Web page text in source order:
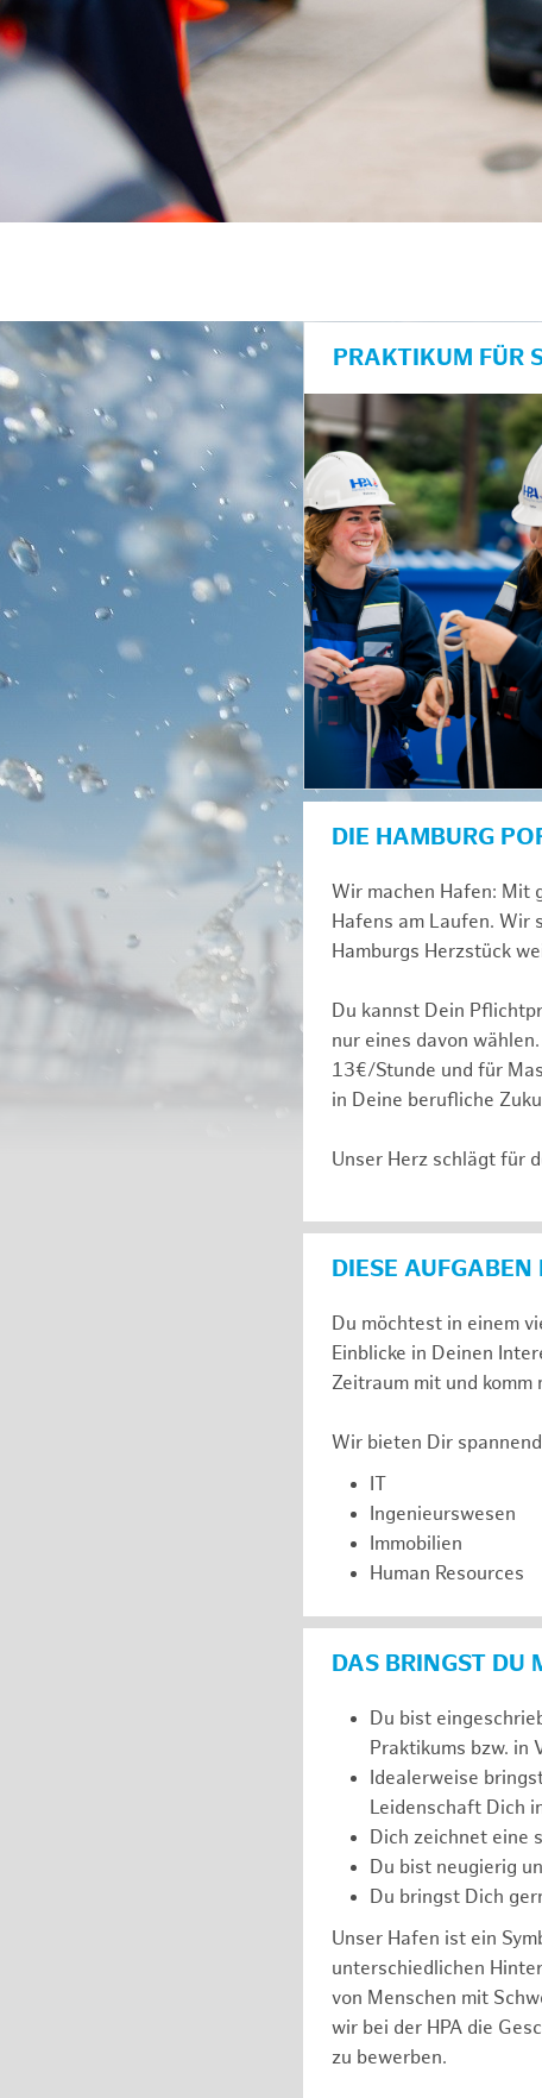
anzeigen/schließen
PRAKTIKUM FÜR
DIE HAMBURG
Wir machen Hafen: Mit
Hafens am Laufen. Wir
Hamburgs Herzstück
Du kannst Dein
nur eines davon
13€/Stunde und für
in Deine berufliche
Unser Herz schlägt für
DIESE
Du möchtest in einem
Einblicke in Deinen
Zeitraum mit und komm
Wir bieten Dir
IT
Ingenieurswesen
Immobilien
Human Resources
DAS BRINGST DU
Du bist
Praktikums bzw. in
Idealerweise
Leidenschaft Dich
Dich zeichnet eine
Du bist neugierig
Du bringst Dich
Unser Hafen ist ein
unterschiedlichen
von Menschen mit
wir bei der HPA die
zu bewerben.